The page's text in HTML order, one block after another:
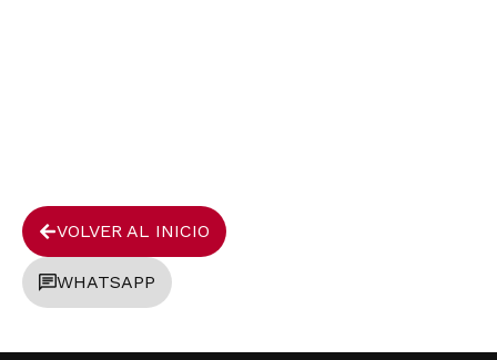
VOLVER AL INICIO
WHATSAPP